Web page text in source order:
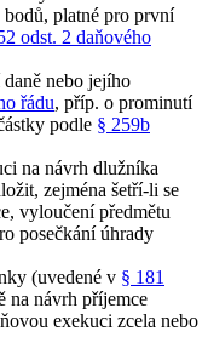
platné pro první
odst. 2 daňového
nebo jejího
řádu, příp. o prominutí
podle § 259b
na návrh dlužníka
zejména šetří-li se
vyloučení předmětu
posečkání úhrady
(uvedené v § 181
na návrh příjemce
exekuci zcela nebo